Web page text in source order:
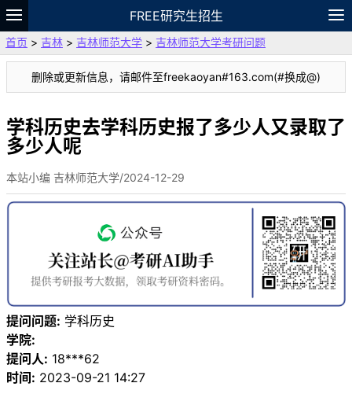
FREE研究生招生
题库
故事 专题 APP 笔记
论坛
VIP
资料
首页 > 吉林 > 吉林师范大学 > 吉林师范大学考研问题
删除或更新信息，请邮件至freekaoyan#163.com(#换成@)
学科历史去学科历史报了多少人又录取了
多少人呢
本站小编 吉林师范大学/2024-12-29
提问问题: 学科历史
学院:
提问人: 18***62
时间: 2023-09-21 14:27